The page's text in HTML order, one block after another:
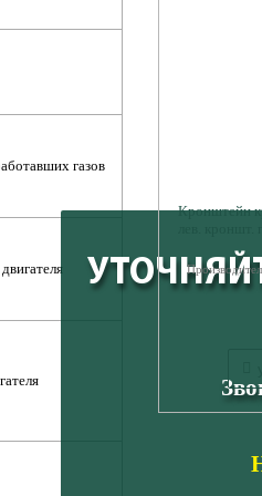
газов
Кронштейн